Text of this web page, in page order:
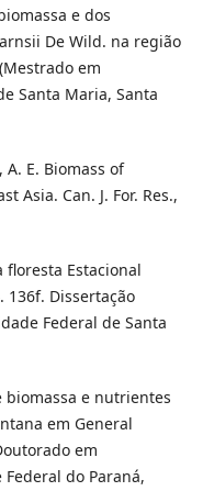
e dos
De Wild. na região
em
Santa Maria, Santa
A. E. Biomass of
Asia. Can. J. For. Res.,
floresta Estacional
136f. Dissertação
Federal de Santa
biomassa e nutrientes
em General
em
do Paraná,